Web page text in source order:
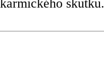
karmického skutku.